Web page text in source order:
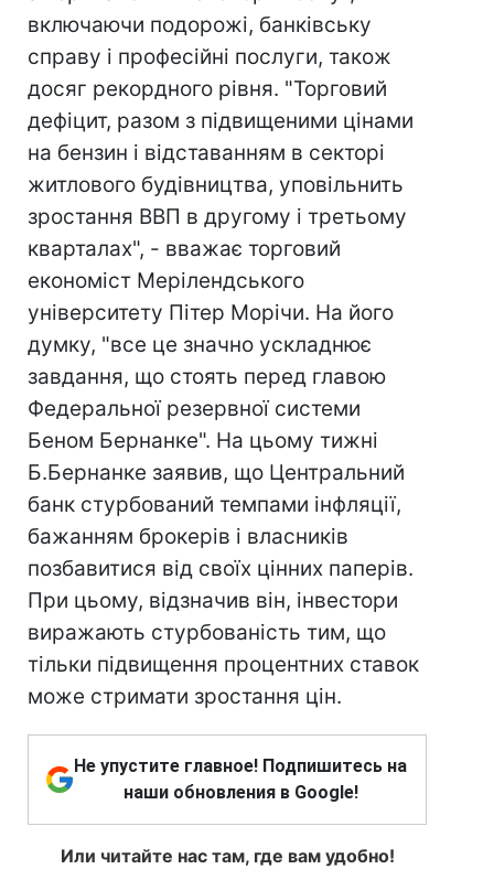
включаючи подорожі, банківську
справу і професійні послуги, також
досяг рекордного рівня. "Торговий
дефіцит, разом з підвищеними цінами
на бензин і відставанням в секторі
житлового будівництва, уповільнить
зростання ВВП в другому і третьому
кварталах", - вважає торговий
економіст Мерілендського
університету Пітер Морічи. На його
думку, "все це значно ускладнює
завдання, що стоять перед главою
Федеральної резервної системи
Беном Бернанке". На цьому тижні
Б.Бернанке заявив, що Центральний
банк стурбований темпами інфляції,
бажанням брокерів і власників
позбавитися від своїх цінних паперів.
При цьому, відзначив він, інвестори
виражають стурбованість тим, що
тільки підвищення процентних ставок
може стримати зростання цін.
Не упустите главное! Подпишитесь на
наши обновления в Google!
Или читайте нас там, где вам удобно!